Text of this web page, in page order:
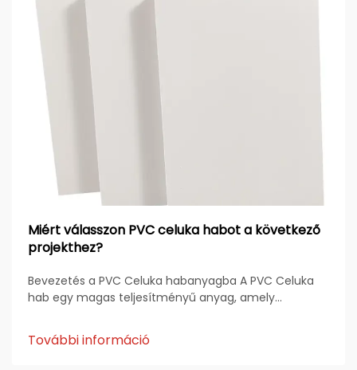
Miért válasszon PVC celuka habot a következő
projekthez?
Bevezetés a PVC Celuka habanyagba A PVC Celuka
hab egy magas teljesítményű anyag, amely
alkalmazásairól ismert. A Celuka extrúziós eljárás
során előállított anyagnak egy belső den...
További információ